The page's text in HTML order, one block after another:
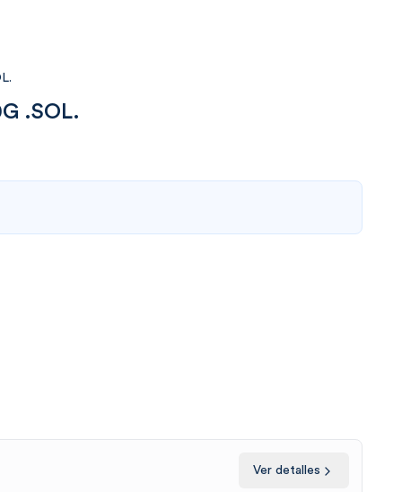
.SOL.
Ver detalles